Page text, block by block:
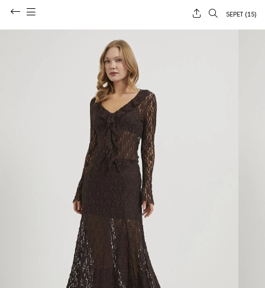
SEPET (15)